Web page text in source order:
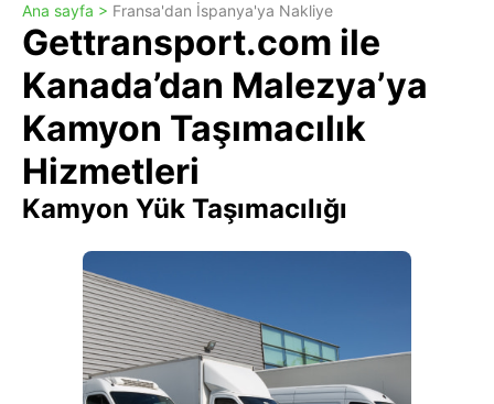
Ana sayfa > Fransa'dan İspanya'ya Nakliye
Gettransport.com ile
Kanada’dan Malezya’ya
Kamyon Taşımacılık
Hizmetleri
Kamyon Yük Taşımacılığı